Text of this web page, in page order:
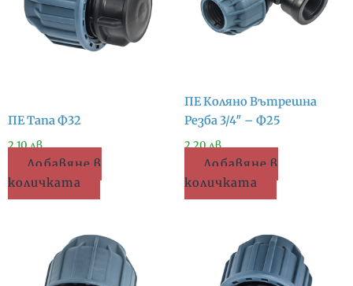
ПЕ Тапа Ф32
2.10лв.
Добавяне в
количката
ПЕ Коляно Вътрешна
Резба 3/4″ – Ф25
2.20лв.
Добавяне в
количката